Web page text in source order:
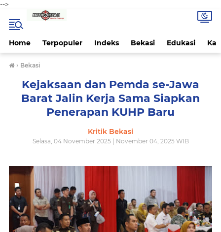
-->
Home Terpopuler Indeks Bekasi Edukasi
› Bekasi
Kejaksaan dan Pemda se-Jawa
Barat Jalin Kerja Sama Siapkan
Penerapan KUHP Baru
Kritik Bekasi
Selasa, 04 November 2025 | November 04, 2025 WIB